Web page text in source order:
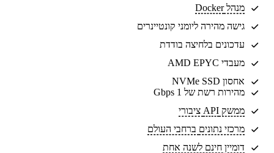
מנהל Docker
גישה מהירה ליומני קונטיינרים
עדכונים בלחיצה בודדת
מעבדי AMD EPYC
אחסון NVMe SSD
מהירות רשת של 1 Gbps
ממשק API ציבורי
מרכזי נתונים ברחבי העולם
דומיין חינם לשנה אחת